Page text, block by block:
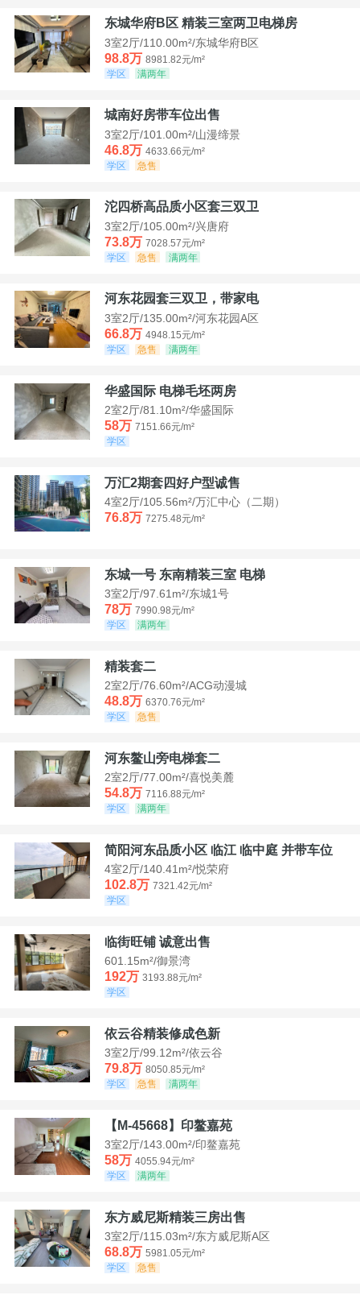
东城华府B区 精装三室两卫电梯房
3室2厅/110.00m²/东城华府B区
98.8万 8981.82元/m²
学区
满两年
城南好房带车位出售
3室2厅/101.00m²/山漫缔景
46.8万 4633.66元/m²
学区
急售
沱四桥高品质小区套三双卫
3室2厅/105.00m²/兴唐府
73.8万 7028.57元/m²
学区
急售 满两年
河东花园套三双卫，带家电
3室2厅/135.00m²/河东花园A区
66.8万 4948.15元/m²
学区
急售 满两年
华盛国际 电梯毛坯两房
2室2厅/81.10m²/华盛国际
58万 7151.66元/m²
学区
万汇2期套四好户型诚售
4室2厅/105.56m²/万汇中心（二期）
76.8万 7275.48元/m²
东城一号 东南精装三室 电梯
3室2厅/97.61m²/东城1号
78万 7990.98元/m²
学区
满两年
精装套二
2室2厅/76.60m²/ACG动漫城
48.8万 6370.76元/m²
学区
急售
河东鳌山旁电梯套二
2室2厅/77.00m²/喜悦美麓
54.8万 7116.88元/m²
学区
满两年
简阳河东品质小区 临江 临中庭 并带车位
4室2厅/140.41m²/悦荣府
102.8万 7321.42元/m²
学区
临街旺铺 诚意出售
601.15m²/御景湾
192万 3193.88元/m²
学区
依云谷精装修成色新
3室2厅/99.12m²/依云谷
79.8万 8050.85元/m²
学区
急售 满两年
【M-45668】印鳌嘉苑
3室2厅/143.00m²/印鳌嘉苑
58万 4055.94元/m²
学区
满两年
东方威尼斯精装三房出售
3室2厅/115.03m²/东方威尼斯A区
68.8万 5981.05元/m²
学区
急售